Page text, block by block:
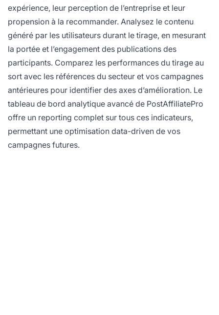
expérience, leur perception de l’entreprise et leur
propension à la recommander. Analysez le contenu
généré par les utilisateurs durant le tirage, en mesurant
la portée et l’engagement des publications des
participants. Comparez les performances du tirage au
sort avec les références du secteur et vos campagnes
antérieures pour identifier des axes d’amélioration. Le
tableau de bord analytique avancé de PostAffiliatePro
offre un reporting complet sur tous ces indicateurs,
permettant une optimisation data-driven de vos
campagnes futures.